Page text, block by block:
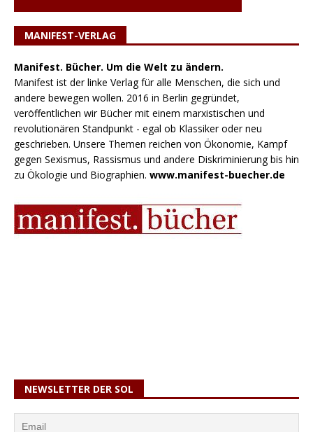
MANIFEST-VERLAG
Manifest. Bücher. Um die Welt zu ändern.
Manifest ist der linke Verlag für alle Menschen, die sich und
andere bewegen wollen. 2016 in Berlin gegründet,
veröffentlichen wir Bücher mit einem marxistischen und
revolutionären Standpunkt - egal ob Klassiker oder neu
geschrieben. Unsere Themen reichen von Ökonomie, Kampf
gegen Sexismus, Rassismus und andere Diskriminierung bis hin
zu Ökologie und Biographien. www.manifest-buecher.de
NEWSLETTER DER SOL